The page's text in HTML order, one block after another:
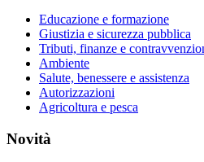
Educazione e formazione
Giustizia e sicurezza pubblica
Tributi, finanze e
Ambiente
Salute, benessere e assistenza
Autorizzazioni
Agricoltura e pesca
Novità